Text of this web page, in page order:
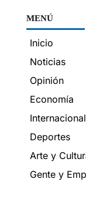
MENÚ
Inicio
Noticias
Opinión
Economía
Deportes
Arte y
Gente y